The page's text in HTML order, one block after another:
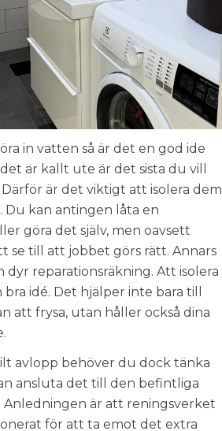
in vatten så är det en god ide
är kallt ute är det sista du vill
är det viktigt att isolera dem
Du kan antingen låta en
göra det själv, men oavsett
se till att jobbet görs rätt. Annars
dyr reparationsräkning. Att isolera
idé. Det hjälper inte bara till
att frysa, utan håller också dina
avlopp behöver du dock tänka
ansluta det till den befintliga
är att reningsverket
för att ta emot det extra